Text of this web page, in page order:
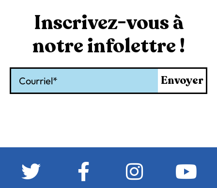
Inscrivez-vous à
notre infolettre !
Envoyer